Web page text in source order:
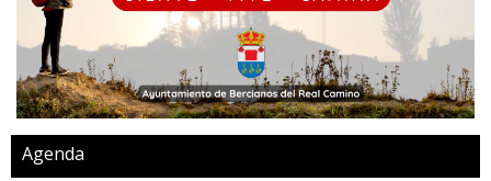
Agenda